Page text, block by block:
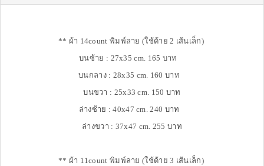
** ผ้า 14count พิมพ์ลาย (ใช้ด้าย 2 เส้นเล็ก)
บนซ้าย : 27x35 cm. 165 บาท
บนกลาง : 28x35 cm. 160 บาท
บนขวา : 25x33 cm. 150 บาท
ล่างซ้าย : 40x47 cm. 240 บาท
ล่างขวา : 37x47 cm. 255 บาท
** ผ้า 11count พิมพ์ลาย (ใช้ด้าย 3 เส้นเล็ก)